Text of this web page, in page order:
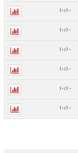
0 (0%)
0 (0%)
0 (0%)
0 (0%)
0 (0%)
0 (0%)